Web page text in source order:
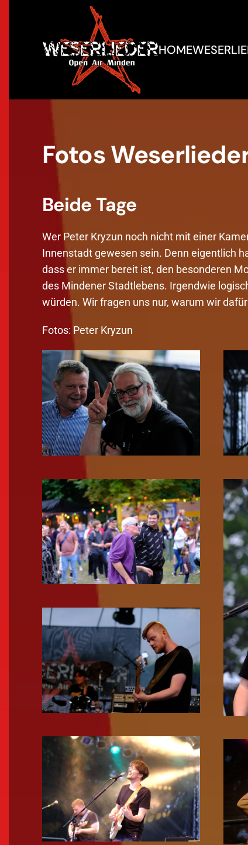
Zum Hauptinhalt springen
HOME
Fotos
Beide Tage
Wer Peter Kryzun noch nicht mit einer
Innenstadt gewesen sein. Denn eigentlich
dass er immer bereit ist, den besonderen
des Mindener Stadtlebens. Irgendwie
würden. Wir fragen uns nur, warum wir
Fotos: Peter Kryzun
Zoom!
Zoom!
Zoom!
Zoom!